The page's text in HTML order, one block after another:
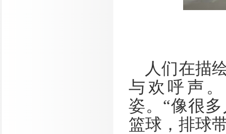
人们在描
与欢呼声
姿。“像很
篮球，排球